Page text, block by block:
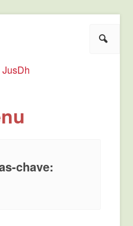
Pesquisar
chave: